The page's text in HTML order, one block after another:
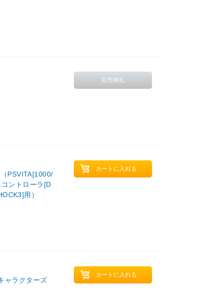
PSVITA[1000/
ントローラ[D
用）
ャラクターズ